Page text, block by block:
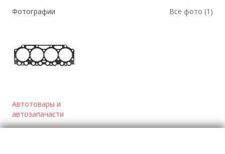
Фотографии Все фото (1)
Автотовары и
автозапачасти